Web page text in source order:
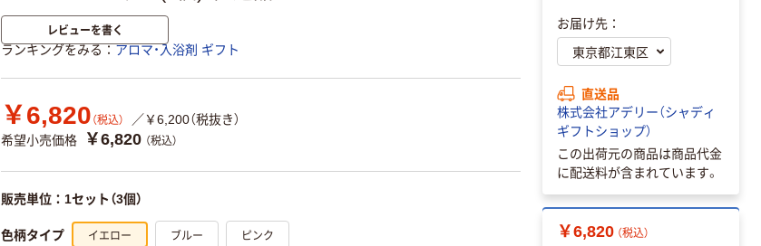
レビューを書く
ランキングをみる アロマ・入浴剤 ギフト
￥6,820 （税込）
／￥6,200（税抜き）
希望小売価格
￥6,820 （税込）
販売単位：1セット（3個）
色柄タイプ イエロー ブルー ピンク
お届け先：
直送品
株式会社アデリー（シャディ
ギフトショップ）
この出荷元の商品は商品代金
に配送料が含まれています。
￥6,820 （税込）